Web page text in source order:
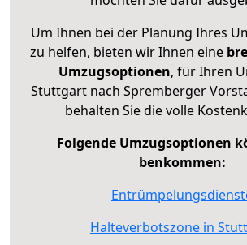
Um Ihnen bei der Planung Ihres
zu helfen, bieten wir Ihnen eine
Umzugsoptionen, für Ihren
Stuttgart nach Spremberger
behalten Sie die volle
Folgende Umzugsoptionen
benkommen:
Halteverbotszone in